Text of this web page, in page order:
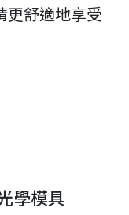
更舒適地享受
學模具